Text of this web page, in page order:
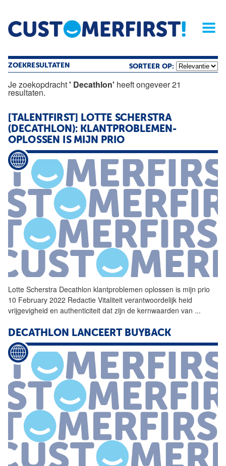
Home Opinie Archief
Magazine
ZOEKRESULTATEN SORTEER OP:
Je zoekopdracht' Decathlon' heeft ongeveer 21
resultaten.
[TALENTFIRST] LOTTE SCHERSTRA
(DECATHLON): KLANTPROBLEMEN-
OPLOSSEN IS MIJN PRIO
Lotte Scherstra Decathlon klantproblemen oplossen is mijn prio
10 February 2022 Redactie Vitaliteit verantwoordelijk heid
vrijgevigheid en authenticiteit dat zijn de kernwaarden van ...
DECATHLON LANCEERT BUYBACK